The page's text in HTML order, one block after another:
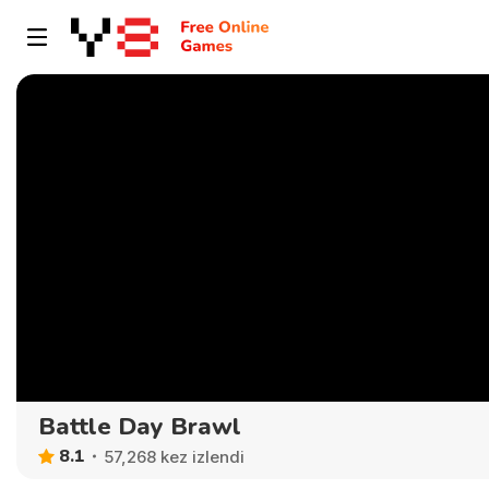
Battle Day Brawl
8.1 57,268 kez izlendi